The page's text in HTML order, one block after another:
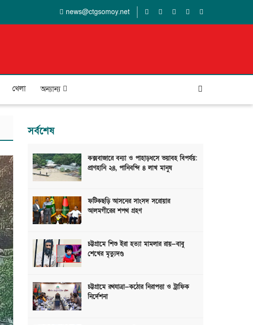
news@ctgsomoy.net
খেলা অন্যান্য
সর্বশেষ
কক্সবাজারে বন্যা ও পাহাড়ধসে ভয়াবহ বিপর্যয়:
প্রাণহানি ২৪, পানিবন্দি ৪ লাখ মানুষ
ফটিকছড়ি আসনের সাংসদ সরোয়ার
আলমগীরের শপথ গ্রহণ
চট্টগ্রামে শিশু ইরা হত্যা মামলার রায়—বাবু
শেখের মৃত্যুদণ্ড
চট্টগ্রামে রথযাত্রা—কঠোর নিরাপত্তা ও ট্রাফিক
নির্দেশনা